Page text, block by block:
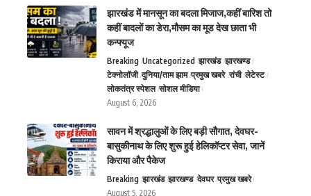
झारखंड में मानसून का बदला मिजाज,कहीं बारिश तो
कहीं बादलों का डेरा,मौसम का मूड देख छाता भी
कन्फ्यूज
Breaking Uncategorized झारखंड झारखण्ड
टेक्नोलॉजी दुनिया/ताम झाम प्रमुख खबरे रांची लेटेस्ट
लोकतंत्र स्पेशल सोशल मीडिया
August 6, 2026
सावन में श्रद्धालुओं के लिए बड़ी सौगात, देवघर-
बासुकीनाथ के लिए शुरू हुई हेलिकॉप्टर सेवा, जानें
किराया और पैकेज
Breaking झारखंड झारखण्ड देवघर प्रमुख खबरे
August 5, 2026